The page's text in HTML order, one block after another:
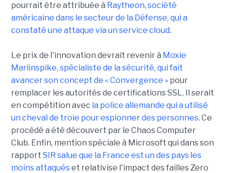
pourrait être attribuée à Raytheon, société
américaine dans le secteur de la Défense, qui a
constaté une attaque via un service cloud.
Le prix de l'innovation devrait revenir à Moxie
Marlinspike, spécialiste de la sécurité, qui fait
avancer son concept de « Convergence »pour
remplacer les autorités de certifications SSL. Il serait
en compétition avec la police allemande qui a utilisé
un cheval de troie pour espionner des personnes. Ce
procédé a été découvert par le Chaos Computer
Club. Enfin, mention spéciale à Microsoft qui dans son
rapport SIR salue que la France est un des pays les
moins attaquéset relativise l'impact des failles Zero